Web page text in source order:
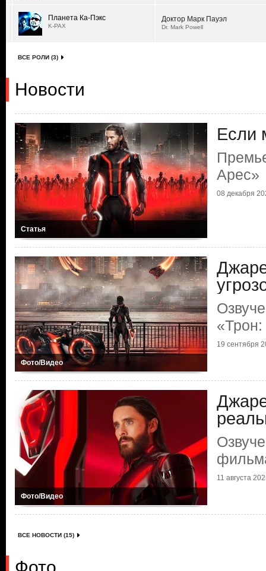
Планета Ка-Пэкс
K-PAX
Доктор Марк Пауэл
Dr. Mark Powell
ВСЕ РОЛИ (3)
Новости
Статья
Если
Арес»
08 декабря
Фото/Видео
19 сентября
Фото/Видео
11 августа
ВСЕ НОВОСТИ (15)